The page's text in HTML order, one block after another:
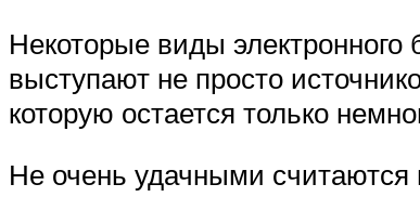
Некоторые виды электронного
выступают не просто
которую остается только
Не очень удачными считаются